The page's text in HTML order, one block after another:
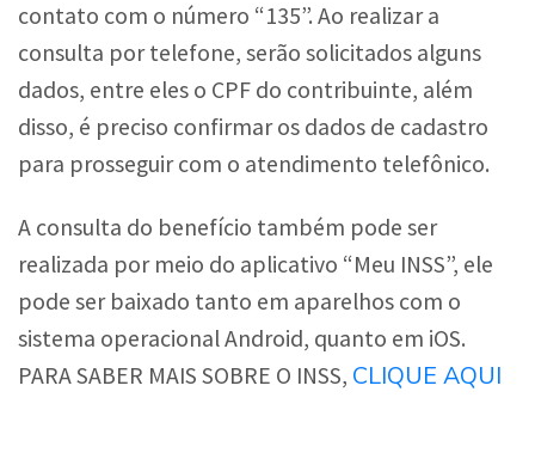
contato com o número “135”. Ao realizar a
consulta por telefone, serão solicitados alguns
dados, entre eles o CPF do contribuinte, além
disso, é preciso confirmar os dados de cadastro
para prosseguir com o atendimento telefônico.
A consulta do benefício também pode ser
realizada por meio do aplicativo “Meu INSS”, ele
pode ser baixado tanto em aparelhos com o
sistema operacional Android, quanto em iOS.
PARA SABER MAIS SOBRE O INSS, CLIQUE AQUI